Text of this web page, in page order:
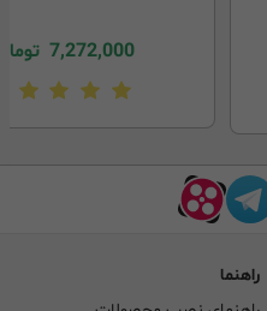
7,272,000
راهنما